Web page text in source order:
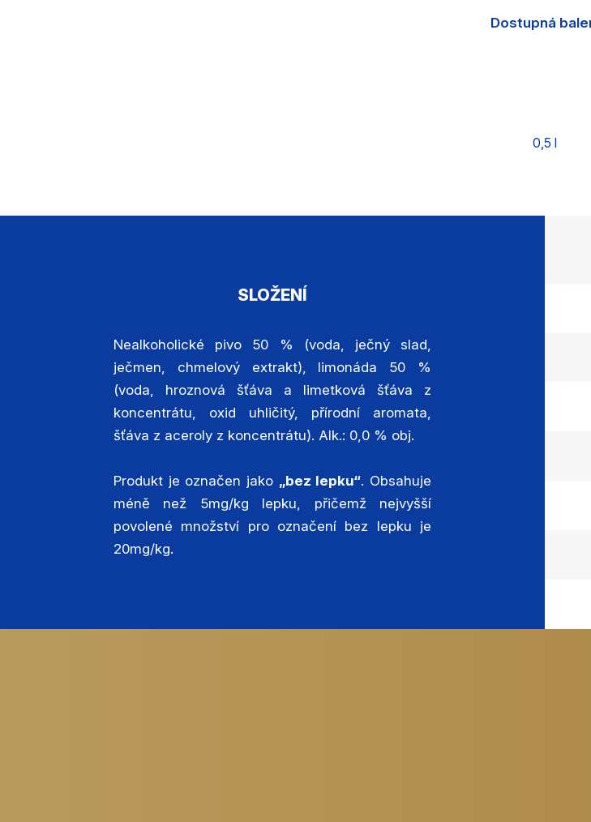
Dostupná
0,5 l
SLOŽENÍ
Nealkoholické pivo 50 % (voda, ječný slad,
ječmen, chmelový extrakt), limonáda 50 %
(voda, hroznová šťáva a limetková šťáva z
koncentrátu, oxid uhličitý, přírodní aromata,
šťáva z aceroly z koncentrátu). Alk.: 0,0 % obj.
Produkt je označen jako „bez lepku“. Obsahuje
méně než 5mg/kg lepku, přičemž nejvyšší
povolené množství pro označení bez lepku je
20mg/kg.